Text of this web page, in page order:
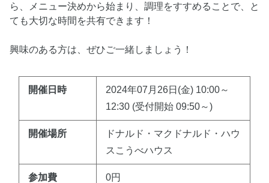
ら、メニュー決めから始まり、調理をすすめることで、と
ても大切な時間を共有できます！
興味のある方は、ぜひご一緒しましょう！
開催日時
2024年07月26日(金) 10:00～
12:30 (受付開始 09:50～)
開催場所
ドナルド・マクドナルド・ハウ
スこうべハウス
参加費 0円